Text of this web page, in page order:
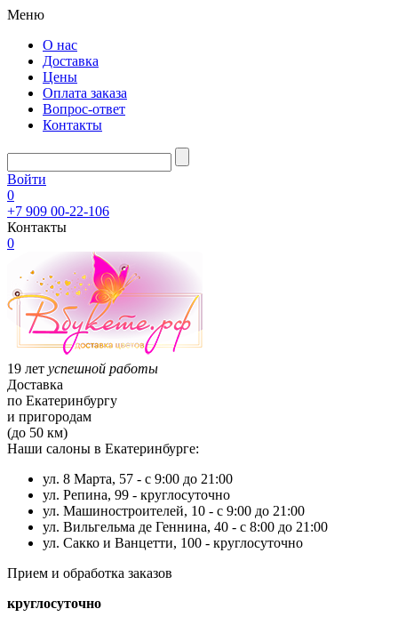
Меню
О нас
Доставка
Цены
Оплата заказа
Вопрос-ответ
Контакты
Войти
0
+7 909 00-22-106
Контакты
0
19 лет успешной работы
Доставка
по Екатеринбургу
и пригородам
(до 50 км)
Наши салоны в Екатеринбурге:
ул. 8 Марта, 57 - с 9:00 до 21:00
ул. Репина, 99 - круглосуточно
ул. Машиностроителей, 10 - с 9:00 до 21:00
ул. Вильгельма де Геннина, 40 - с 8:00 до 21:00
ул. Сакко и Ванцетти, 100 - круглосуточно
Прием и обработка заказов
круглосуточно